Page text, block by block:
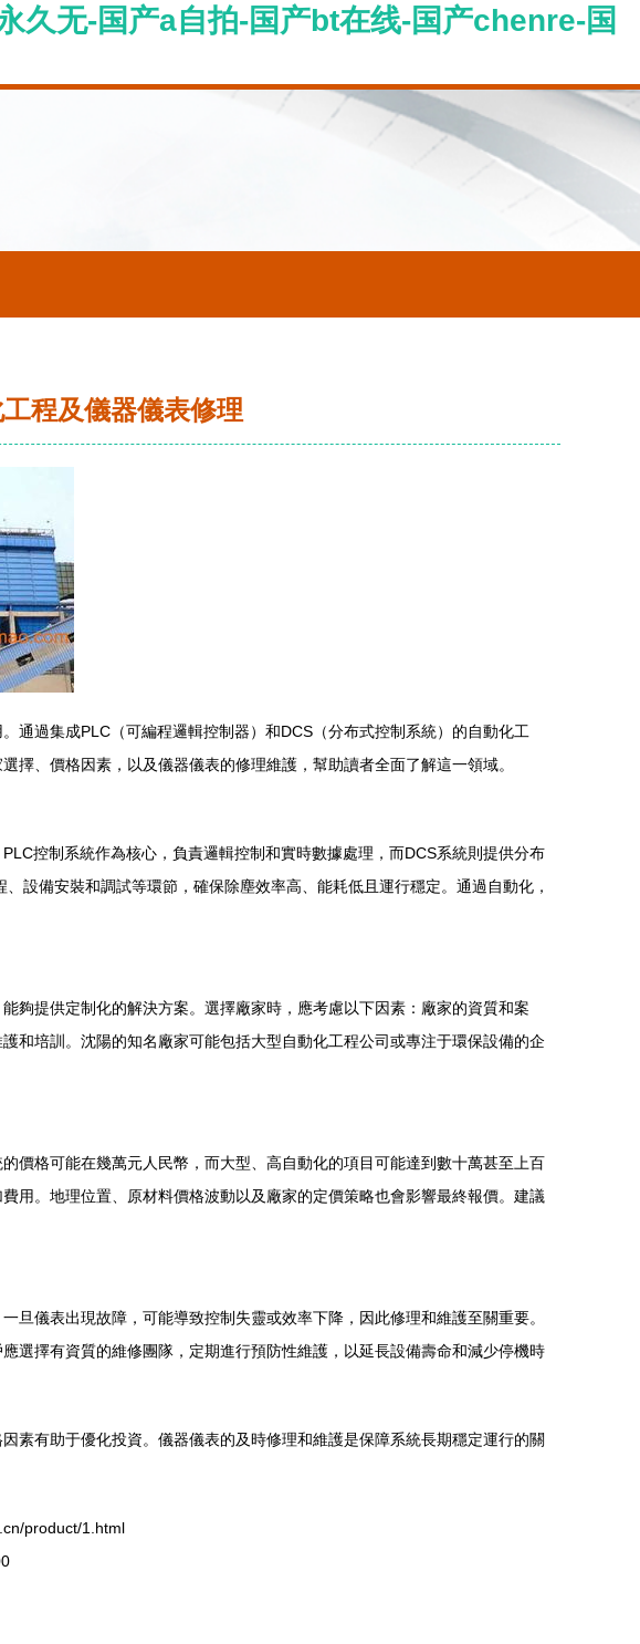
久无-国产a自拍-国产bt在线-国产chenre-国
程及儀器儀表修理
通過集成PLC（可編程邏輯控制器）和DCS（分布式控制系統）的自動化工
、價格因素，以及儀器儀表的修理維護，幫助讀者全面了解這一領域。
控制系統作為核心，負責邏輯控制和實時數據處理，而DCS系統則提供分布
設備安裝和調試等環節，確保除塵效率高、能耗低且運行穩定。通過自動化，
夠提供定制化的解決方案。選擇廠家時，應考慮以下因素：廠家的資質和案
和培訓。沈陽的知名廠家可能包括大型自動化工程公司或專注于環保設備的企
價格可能在幾萬元人民幣，而大型、高自動化的項目可能達到數十萬甚至上百
用。地理位置、原材料價格波動以及廠家的定價策略也會影響最終報價。建議
儀表出現故障，可能導致控制失靈或效率下降，因此修理和維護至關重要。
選擇有資質的維修團隊，定期進行預防性維護，以延長設備壽命和減少停機時
素有助于優化投資。儀器儀表的及時修理和維護是保障系統長期穩定運行的關
product/1.html